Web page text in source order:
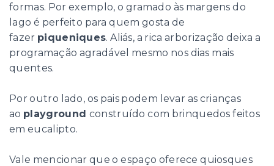
formas. Por exemplo, o gramado às margens do
lago é perfeito para quem gosta de
fazer piqueniques. Aliás, a rica arborização deixa a
programação agradável mesmo nos dias mais
quentes.
Por outro lado, os pais podem levar as crianças
ao playground construído com brinquedos feitos
em eucalipto.
Vale mencionar que o espaço oferece quiosques